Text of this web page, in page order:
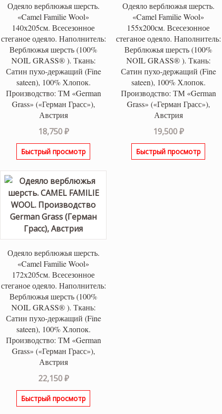
Одеяло верблюжья шерсть.
«Camel Familie Wool»
140х205см. Всесезонное
стеганое одеяло. Наполнитель:
Верблюжья шерсть (100%
NOIL GRASS® ). Ткань:
Сатин пухо-держащий (Fine
sateen), 100% Хлопок.
Производство: ТМ «German
Grass» («Герман Грасс»),
Австрия
18,750₽
Быстрый просмотр
Одеяло верблюжья шерсть.
«Camel Familie Wool»
155х200см. Всесезонное
стеганое одеяло. Наполнитель:
Верблюжья шерсть (100%
NOIL GRASS® ). Ткань:
Сатин пухо-держащий (Fine
sateen), 100% Хлопок.
Производство: ТМ «German
Grass» («Герман Грасс»),
Австрия
19,500₽
Быстрый просмотр
Одеяло верблюжья шерсть.
«Camel Familie Wool»
172х205см. Всесезонное
стеганое одеяло. Наполнитель:
Верблюжья шерсть (100%
NOIL GRASS® ). Ткань:
Сатин пухо-держащий (Fine
sateen), 100% Хлопок.
Производство: ТМ «German
Grass» («Герман Грасс»),
Австрия
22,150₽
Быстрый просмотр